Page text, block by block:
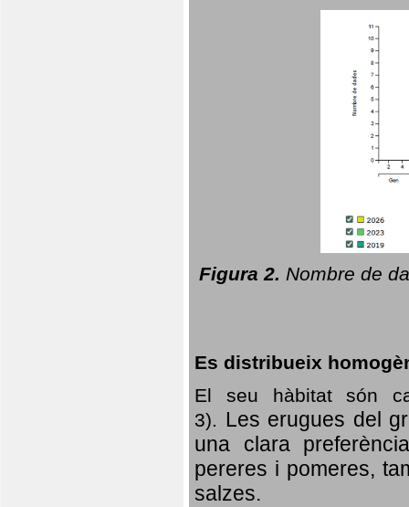
Figura 2. Nombre de
Es distribueix
El seu hàbitat són
3). Les erugues del
una clara
pereres i pomeres,
salzes.